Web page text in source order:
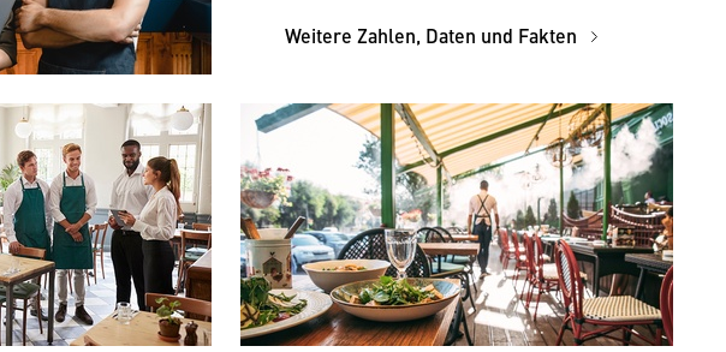
Weitere Zahlen, Daten und Fakten